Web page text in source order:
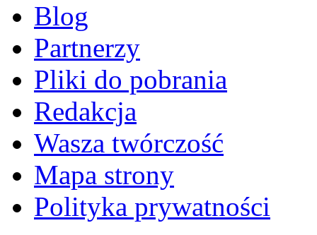
Blog
Partnerzy
Pliki do pobrania
Redakcja
Wasza twórczość
Mapa strony
Polityka prywatności